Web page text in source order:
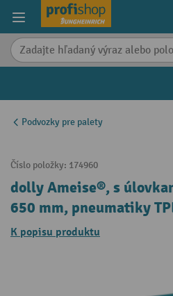
content
Podvozky pre palety
Číslo položky: 174960
dolly Ameise®, s
650 mm, pneumatiky
K popisu produktu